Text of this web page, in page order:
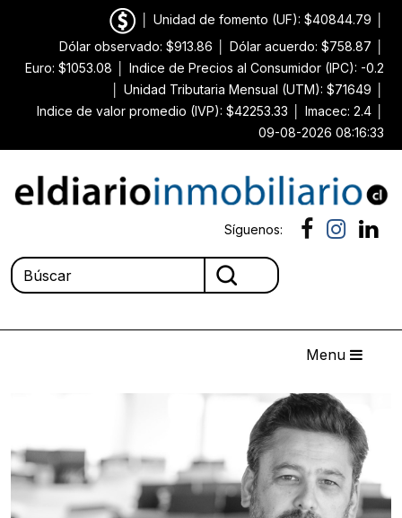
Unidad de fomento (UF): $40844.79
Dólar observado: $913.86
Dólar acuerdo: $758.87
Euro: $1053.08
Indice de Precios al Consumidor (IPC): -0.2
Unidad Tributaria Mensual (UTM): $71649
Indice de valor promedio (IVP): $42253.33
Imacec: 2.4
09-08-2026 08:16:33
Síguenos:
Menu